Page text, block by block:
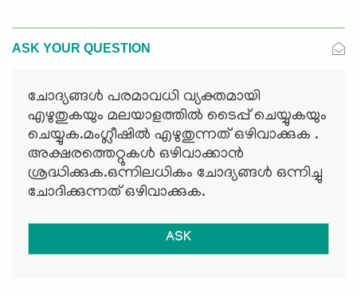
ASK YOUR QUESTION
ചോദ്യങ്ങള്‍ പരമാവധി വ്യക്തമായി
എഴുതുകയും മലയാളത്തില്‍ ടൈപ്പ് ചെയ്യുകയും
ചെയ്യുക.മംഗ്ലീഷില്‍ എഴുതുന്നത് ഒഴിവാക്കുക .
അക്ഷരത്തെറ്റുകള്‍ ഒഴിവാക്കാന്‍
ശ്രദ്ധിക്കുക.ഒന്നിലധികം ചോദ്യങ്ങള്‍ ഒന്നിച്ചു
ചോദിക്കുന്നത് ഒഴിവാക്കുക.
ASK